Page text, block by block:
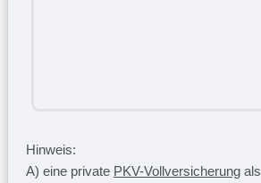
Hinweis:
A) eine private PKV-Vollversicherung als